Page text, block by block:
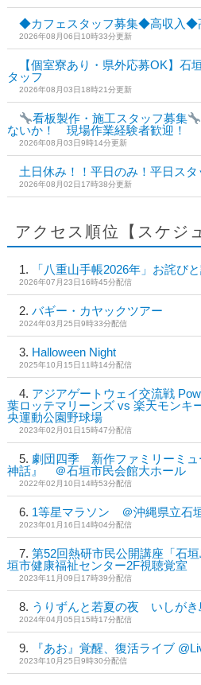
◆カフェスタッフ募集◆高収入
2026年08月06日10時33分更新
【個室寮あり・県外応募OK】石
タッフ
2026年08月03日18時21分更新
看板製作・施工スタッフ募集
ないか！ 現場作業経験者歓迎！
2026年08月03日9時14分更新
土日休み！！平日のみ！平日スタ
2026年08月02日17時38分更新
アクセス順位【スケジ
「八重山手帳2026年」お詫び
2026年07月23日16時45分配信
バギー・カヤックツアー
2024年03月25日9時33分配信
Halloween Night
2025年10月15日11時14分配信
アジアゲートウェイ交流戦
葉ロッテマリーンズ vs 楽天モン
央運動公園野球場
2023年02月01日15時47分配信
劇団四季 新作ファミリーミュ
神話』 ＠石垣市民会館大ホール
2022年02月10日14時53分配信
1等星マラソン ＠沖縄県立石
2023年01月16日14時04分配信
第52回熱研市民公開講座「石
垣市健康福祉センター2F視聴覚室
2023年11月09日17時39分配信
うりずんと若夏の夜 いしがき
2024年04月05日15時17分配信
『あお』覚醒、復活ライブ
2023年10月25日9時30分配信